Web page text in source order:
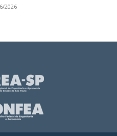
2026